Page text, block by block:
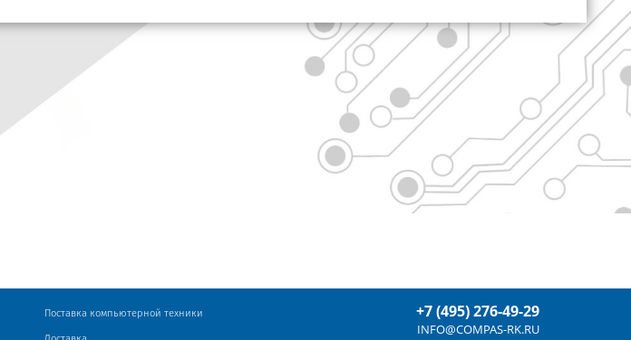
Поставка компьютерной техники +7 (495) 276-49-29
INFO@COMPAS-RK.RU